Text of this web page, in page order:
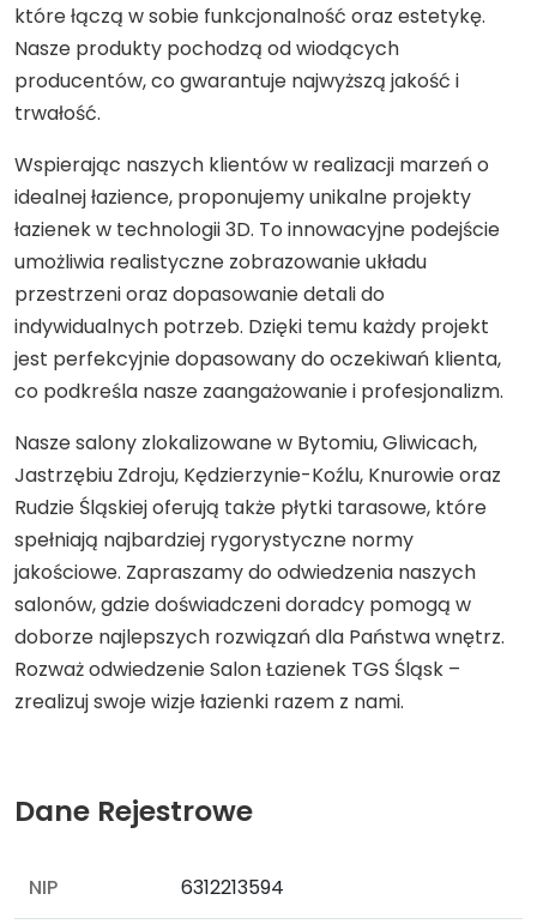
które łączą w sobie funkcjonalność oraz estetykę.
Nasze produkty pochodzą od wiodących
producentów, co gwarantuje najwyższą jakość i
trwałość.
Wspierając naszych klientów w realizacji marzeń o
idealnej łazience, proponujemy unikalne projekty
łazienek w technologii 3D. To innowacyjne podejście
umożliwia realistyczne zobrazowanie układu
przestrzeni oraz dopasowanie detali do
indywidualnych potrzeb. Dzięki temu każdy projekt
jest perfekcyjnie dopasowany do oczekiwań klienta,
co podkreśla nasze zaangażowanie i profesjonalizm.
Nasze salony zlokalizowane w Bytomiu, Gliwicach,
Jastrzębiu Zdroju, Kędzierzynie-Koźlu, Knurowie oraz
Rudzie Śląskiej oferują także płytki tarasowe, które
spełniają najbardziej rygorystyczne normy
jakościowe. Zapraszamy do odwiedzenia naszych
salonów, gdzie doświadczeni doradcy pomogą w
doborze najlepszych rozwiązań dla Państwa wnętrz.
Rozważ odwiedzenie Salon Łazienek TGS Śląsk –
zrealizuj swoje wizje łazienki razem z nami.
Dane Rejestrowe
NIP 6312213594